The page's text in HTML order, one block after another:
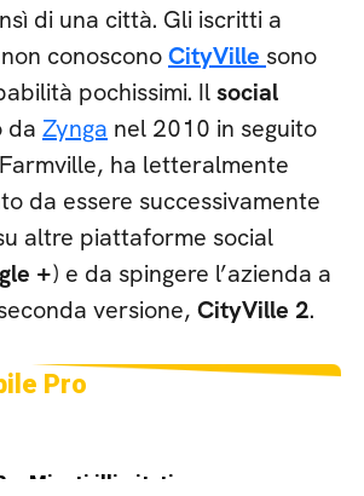
di una città. Gli iscritti a
conosconoCityVille sono
pochissimi. Ilsocial
da Zynga nel 2010 in seguito
ha letteralmente
da essere successivamente
altre piattaforme social
+) e da spingere l’azienda a
versione, CityVille 2.
Pro
e Minuti illimitati